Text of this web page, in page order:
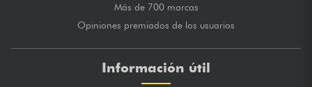
Más de 700 marcas
Opiniones premiados de los usuarios
Información útil